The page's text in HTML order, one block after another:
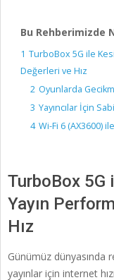
Bu Rehberimizde
1 TurboBox 5G ile
Değerleri ve Hız
2 Oyunlarda
3 Yayıncılar İçin
4 Wi-Fi 6 (AX3600)
TurboBox 5G
Yayın
Hız
Günümüz dünyasında
yayınlar için internet